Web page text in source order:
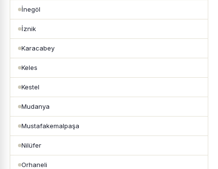
İnegöl
İznik
Karacabey
Keles
Kestel
Mudanya
Mustafakemalpaşa
Nilüfer
Orhaneli